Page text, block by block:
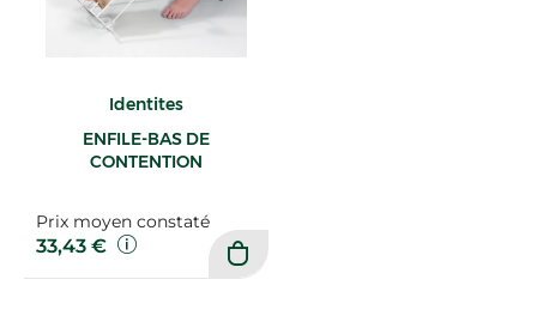
Identites
ENFILE-BAS DE
CONTENTION
Prix moyen constaté
33,43 €